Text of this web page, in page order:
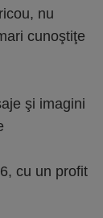
nu
cunoştiţe
şi imagini
cu un profit